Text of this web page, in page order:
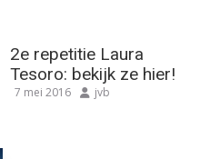
2e repetitie Laura
Tesoro: bekijk ze hier!
7 mei 2016 jvb